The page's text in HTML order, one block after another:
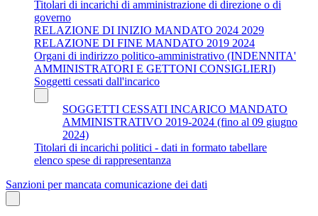
Titolari di incarichi di amministrazione di direzione o di
governo
RELAZIONE DI INIZIO MANDATO 2024 2029
RELAZIONE DI FINE MANDATO 2019 2024
Organi di indirizzo politico-amministrativo (INDENNITA'
AMMINISTRATORI E GETTONI CONSIGLIERI)
Soggetti cessati dall'incarico
SOGGETTI CESSATI INCARICO MANDATO
AMMINISTRATIVO 2019-2024 (fino al 09 giugno
2024)
Titolari di incarichi politici - dati in formato tabellare
elenco spese di rappresentanza
Sanzioni per mancata comunicazione dei dati